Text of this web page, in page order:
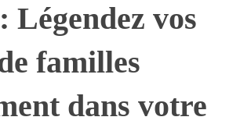
Légendez vos
familles
dans votre